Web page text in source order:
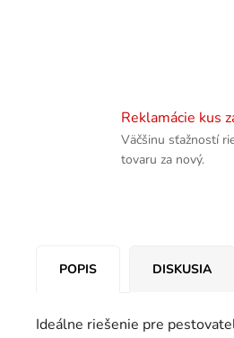
Reklamácie kus
Väčšinu sťažností
tovaru za nový.
POPIS DISKUSIA
Ideálne riešenie pre